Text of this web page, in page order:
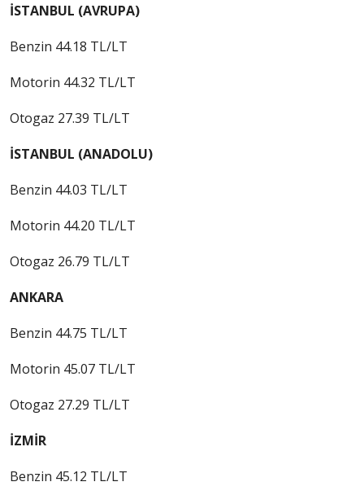
İSTANBUL (AVRUPA)
Benzin 44.18 TL/LT
Motorin 44.32 TL/LT
Otogaz 27.39 TL/LT
İSTANBUL (ANADOLU)
Benzin 44.03 TL/LT
Motorin 44.20 TL/LT
Otogaz 26.79 TL/LT
ANKARA
Benzin 44.75 TL/LT
Motorin 45.07 TL/LT
Otogaz 27.29 TL/LT
İZMİR
Benzin 45.12 TL/LT